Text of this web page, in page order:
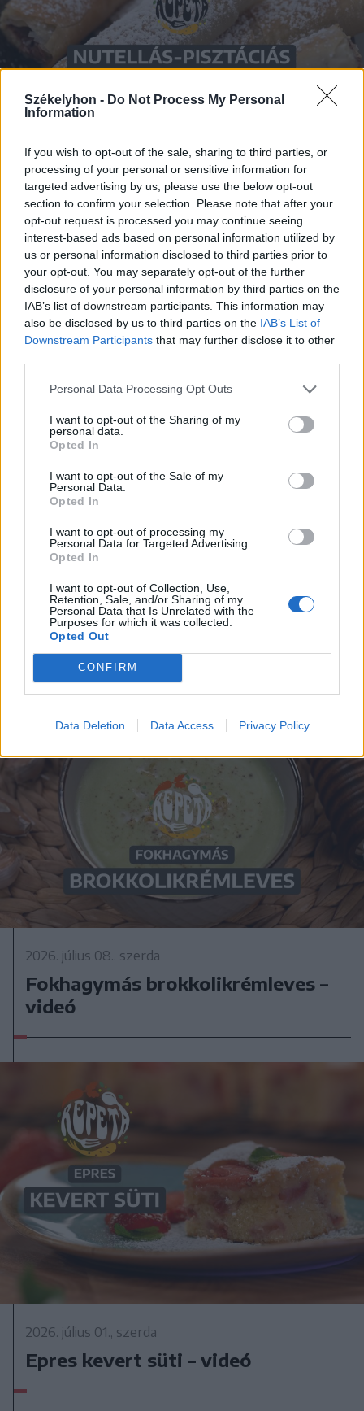
Székelyhon - Do Not Process My Personal
Information
If you wish to opt-out of the sale, sharing to third parties, or
processing of your personal or sensitive information for
targeted advertising by us, please use the below opt-out
section to confirm your selection. Please note that after your
opt-out request is processed you may continue seeing
interest-based ads based on personal information utilized by
us or personal information disclosed to third parties prior to
your opt-out. You may separately opt-out of the further
disclosure of your personal information by third parties on the
IAB’s list of downstream participants. This information may
also be disclosed by us to third parties on the IAB’s List of
Downstream Participants that may further disclose it to other
Personal Data Processing Opt Outs
I want to opt-out of the Sharing of my
personal data.
Opted In
I want to opt-out of the Sale of my
Personal Data.
Opted In
I want to opt-out of processing my
Personal Data for Targeted Advertising.
Opted In
I want to opt-out of Collection, Use,
Retention, Sale, and/or Sharing of my
Personal Data that Is Unrelated with the
Purposes for which it was collected.
Opted Out
CONFIRM
Data Deletion Data Access Privacy Policy
2026. július 22., szerda
Nutellás-pisztáciás rudacska –
videó
2026. július 15., szerda
Babos ragu spenóttal – videó
2026. július 08., szerda
Fokhagymás brokkolikrémleves –
videó
2026. július 01., szerda
Epres kevert süti – videó